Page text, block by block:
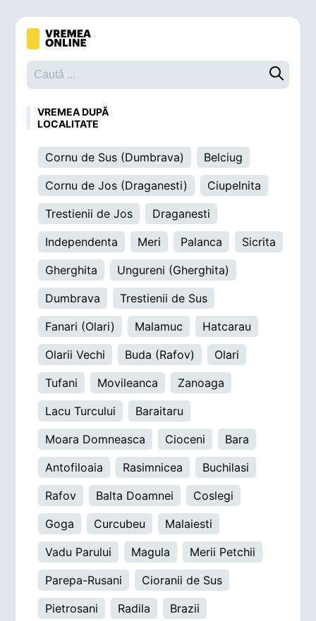
Caută o
VREMEA DUPĂ
LOCALITATE
Cornu de Sus (Dumbrava)
Belciug
Cornu de Jos (Draganesti)
Ciupelnita
Trestienii de Jos
Draganesti
Independenta
Meri Palanca
Sicrita
Gherghita
Ungureni (Gherghita)
Dumbrava
Trestienii de Sus
Fanari (Olari)
Malamuc
Hatcarau
Olarii Vechi
Buda (Rafov)
Olari
Tufani
Movileanca
Zanoaga
Lacu Turcului
Baraitaru
Moara Domneasca
Cioceni
Bara
Antofiloaia
Rasimnicea
Buchilasi
Rafov
Balta Doamnei
Coslegi
Goga
Curcubeu
Malaiesti
Vadu Parului
Magula
Merii Petchii
Parepa-Rusani
Cioranii de Sus
Pietrosani
Radila
Brazii